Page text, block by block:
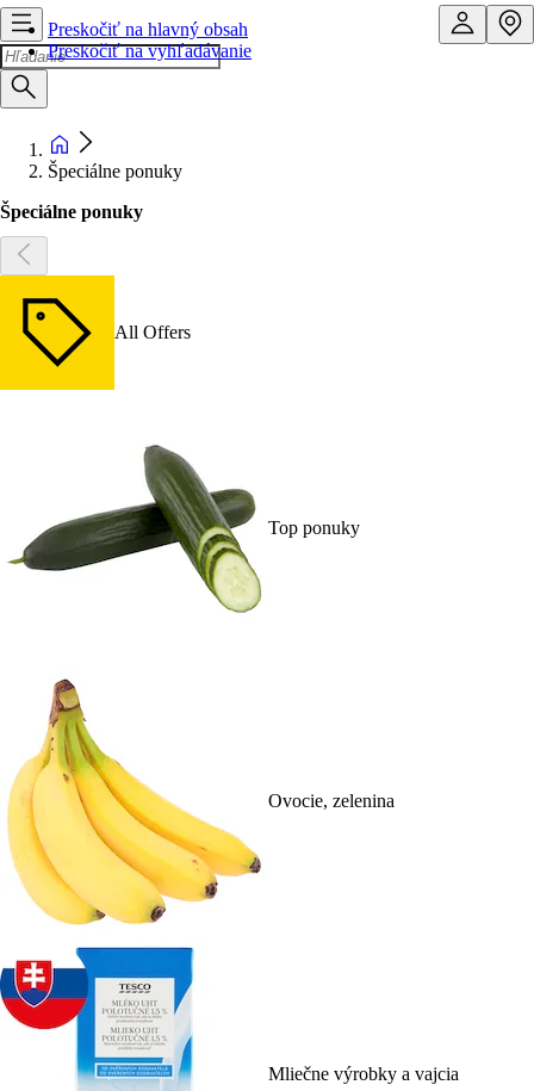
Preskočiť na hlavný obsah
Preskočiť na vyhľadávanie
Špeciálne ponuky
Špeciálne ponuky
All Offers
Top ponuky
Ovocie, zelenina
Mliečne výrobky a vajcia